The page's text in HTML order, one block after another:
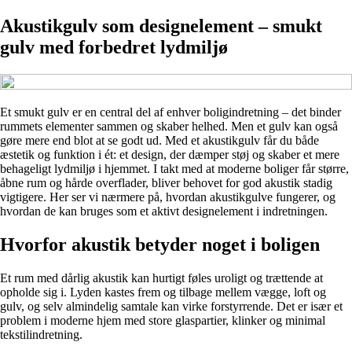
Akustikgulv som designelement – smukt
gulv med forbedret lydmiljø
Et smukt gulv er en central del af enhver boligindretning – det binder
rummets elementer sammen og skaber helhed. Men et gulv kan også
gøre mere end blot at se godt ud. Med et akustikgulv får du både
æstetik og funktion i ét: et design, der dæmper støj og skaber et mere
behageligt lydmiljø i hjemmet. I takt med at moderne boliger får større,
åbne rum og hårde overflader, bliver behovet for god akustik stadig
vigtigere. Her ser vi nærmere på, hvordan akustikgulve fungerer, og
hvordan de kan bruges som et aktivt designelement i indretningen.
Hvorfor akustik betyder noget i boligen
Et rum med dårlig akustik kan hurtigt føles uroligt og trættende at
opholde sig i. Lyden kastes frem og tilbage mellem vægge, loft og
gulv, og selv almindelig samtale kan virke forstyrrende. Det er især et
problem i moderne hjem med store glaspartier, klinker og minimal
tekstilindretning.